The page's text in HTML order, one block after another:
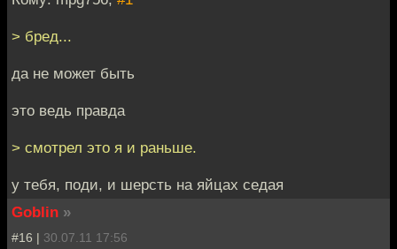
> бред...
да не может быть
это ведь правда
> смотрел это я и раньше.
у тебя, поди, и шерсть на яйцах седая
Goblin »
#16 | 30.07.11 17:56